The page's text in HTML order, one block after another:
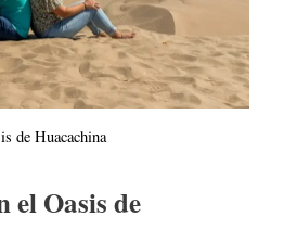
de Huacachina
el Oasis de